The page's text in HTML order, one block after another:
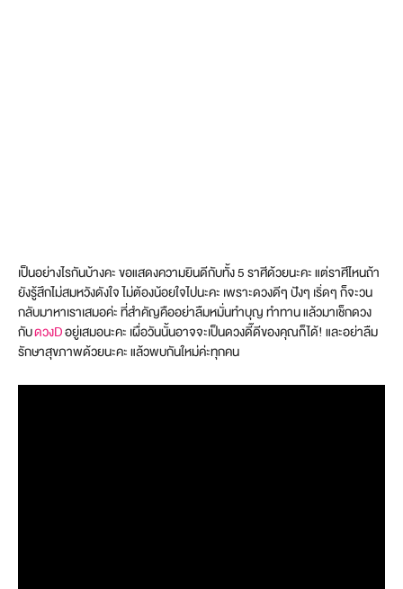
เป็นอย่างไรกันบ้างคะ ขอแสดงความยินดีกับทั้ง 5 ราศีด้วยนะคะ แต่ราศีไหนถ้า
ยังรู้สึกไม่สมหวังดังใจ ไม่ต้องน้อยใจไปนะคะ เพราะดวงดีๆ ปังๆ เริ่ดๆ ก็จะวน
กลับมาหาเราเสมอค่ะ ที่สำคัญคืออย่าลืมหมั่นทำบุญ ทำทาน แล้วมาเช็กดวง
กับดวงDอยู่เสมอนะคะ เผื่อวันนั้นอาจจะเป็นดวงดี๊ดีของคุณก็ได้! และอย่าลืม
รักษาสุขภาพด้วยนะคะ แล้วพบกันใหม่ค่ะทุกคน